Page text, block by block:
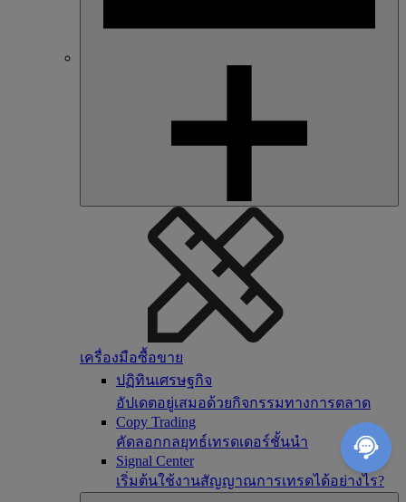
เครื่องมือซื้อขาย
ปฏิทินเศรษฐกิจ
อัปเดตอยู่เสมอด้วยกิจกรรมทางการตลาด
Copy Trading
คัดลอกกลยุทธ์เทรดเดอร์ชั้นนำ
Signal Center
เริ่มต้นใช้งานสัญญาณการเทรดได้อย่างไร?